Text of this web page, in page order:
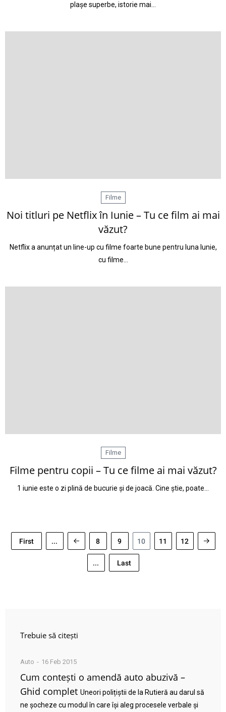
plașe superbe, istorie mai…
Filme
Noi titluri pe Netflix în Iunie – Tu ce film ai mai
văzut?
Netflix a anunțat un line-up cu filme foarte bune pentru luna Iunie,
cu filme…
Filme
Filme pentru copii – Tu ce filme ai mai văzut?
1 iunie este o zi plină de bucurie și de joacă. Cine știe, poate…
First ... 8 9 10 11 12
... Last
Trebuie să citești
Auto 16 Feb 2015
Cum contești o amendă auto abuzivă –
Ghid complet Uneori polițiștii de la Rutieră au darul să
ne șocheze cu modul în care își aleg procesele verbale și